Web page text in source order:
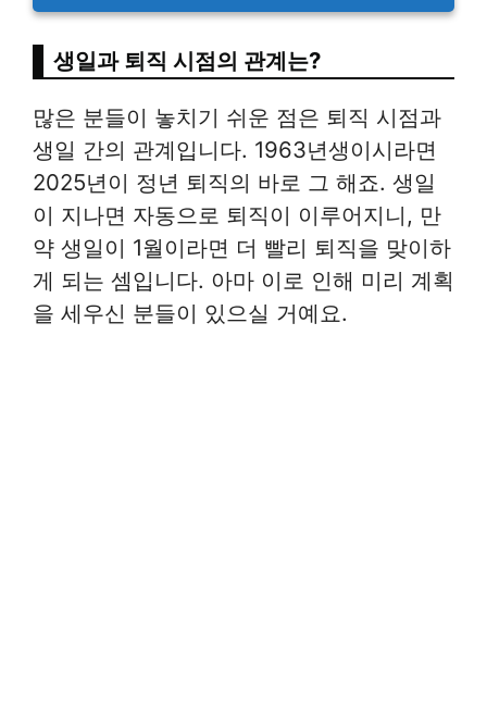
생일과 퇴직 시점의 관계는?
많은 분들이 놓치기 쉬운 점은 퇴직 시점과
생일 간의 관계입니다. 1963년생이시라면
2025년이 정년 퇴직의 바로 그 해죠. 생일
이 지나면 자동으로 퇴직이 이루어지니, 만
약 생일이 1월이라면 더 빨리 퇴직을 맞이하
게 되는 셈입니다. 아마 이로 인해 미리 계획
을 세우신 분들이 있으실 거예요.